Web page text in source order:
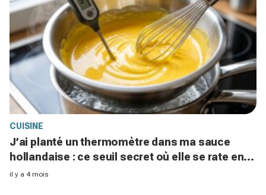
CUISINE
J’ai planté un thermomètre dans ma sauce
hollandaise : ce seuil secret où elle se rate en
30 secondes
il y a 4 mois